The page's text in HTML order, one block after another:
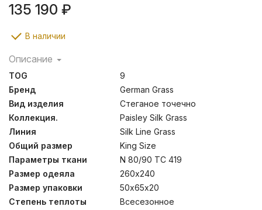
135 190 ₽
В наличии
Описание
Paisley Silk Grass – это лимитированная коллекция
подушек и одеял, изготовленных вручную из
натурального шелкового наполнителя высшего
качества Mulberry. Ткань изделий – жаккардовый
сатин высокой плотности цвета белого жемчуга из
100% Egyptian COTTON. Ручной процесс изготовления
позволяет тщательно контролировать качество
производства на каждом этапе, что вкупе с
прекрасными материалами определяет высокий
уровень изделий. Мы не рекомендуем стирать одеяла
и подушки, допускается только сухая чистка изделий.
TOG
9
Бренд
German Grass
Вид изделия
Стеганое точечно
Коллекция.
Paisley Silk Grass
Линия
Silk Line Grass
Общий размер
King Size
Параметры ткани
N 80/90 TC 419
Размер одеяла
260х240
Размер упаковки
50х65х20
Степень теплоты
Всесезонное